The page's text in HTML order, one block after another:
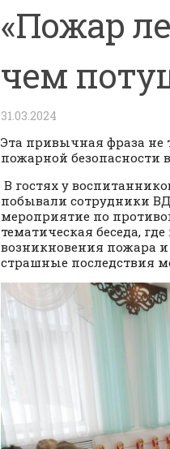
«Пожар
чем
31.03.2024
Эта привычная фраза не
пожарной безопасности
В гостях у
побывали сотрудники
мероприятие по
тематическая беседа,
возникновения пожара
страшные последствия